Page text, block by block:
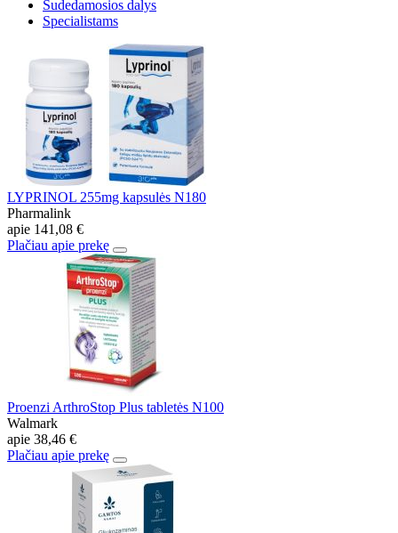
Sudedamosios dalys
Specialistams
LYPRINOL 255mg kapsulės N180
Pharmalink
apie 141,08 €
Plačiau apie prekę
Proenzi ArthroStop Plus tabletės N100
Walmark
apie 38,46 €
Plačiau apie prekę